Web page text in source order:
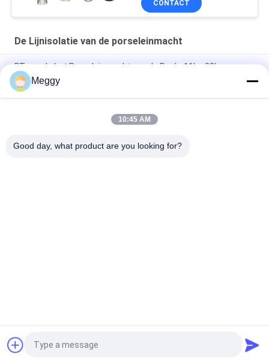
CONTACT
De Lijnisolatie van de porseleinmacht
RT-van de het Porseleinmacht van de Reeks11kv-33kv
Transmmission Lijn de Lijnisolatie
CEI-OEM van het Klassenporselein C110 de Isolatie van de
Houden
Vraag een offerte aan
Meggy
10:45 AM
Good day, what product are you looking for?